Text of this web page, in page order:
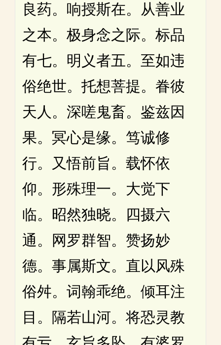
良药。响授斯在。从善业
之本。极身念之际。标品
有七。明义者五。至如违
俗绝世。托想菩提。眷彼
天人。深嗟鬼畜。鉴兹因
果。冥心是缘。笃诚修
行。又悟前旨。载怀依
仰。形殊理一。大觉下
临。昭然独晓。四摄六
通。网罗群智。赞扬妙
德。事属斯文。直以风殊
俗舛。词翰乖绝。倾耳注
目。隔若山河。将恐灵教